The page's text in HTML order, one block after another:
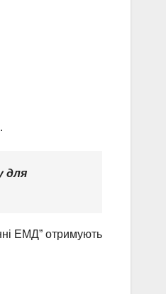
для
ЕМД” отримують